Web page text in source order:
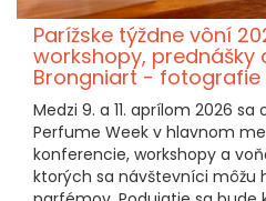
Parížske týždne vôní
workshopy,
Brongniart - fotografie
Medzi 9. a 11. aprílom 2026
Perfume Week v hlavnom
konferencie, workshopy a
ktorých sa návštevníci môžu